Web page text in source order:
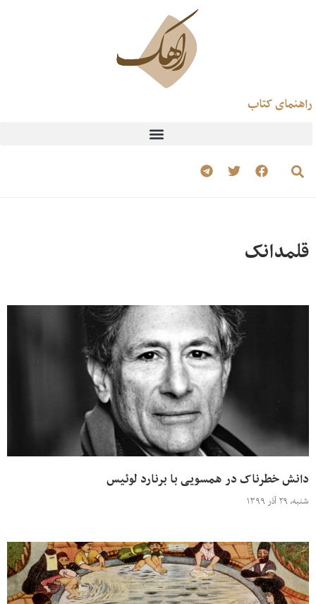
راهنمای کتاب
قلمدانک
دانش خطرناک در همسویی با برنارد لوئیس
شنبه، ۲۹ آذر ۱۳۹۹